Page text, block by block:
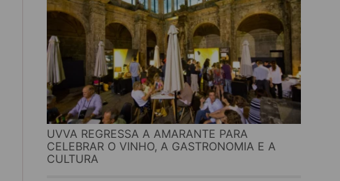
UVVA REGRESSA A AMARANTE PARA
CELEBRAR O VINHO, A GASTRONOMIA E A
CULTURA